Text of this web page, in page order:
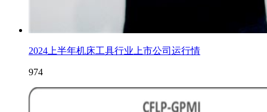
2024上半年机床工具行业上市公司运行情
974